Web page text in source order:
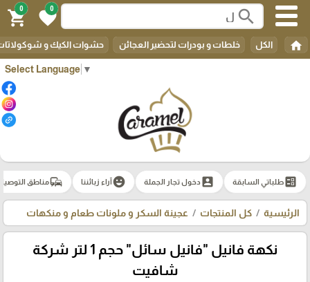
Select Language ▼
search
0
favorite
0
shopping_cart
home الكل خلطات و بودرات لتحضير العجائن حشوات الكيك و
ballotطلباتي السابقة account_box دخول تجار الجملة emoji_emotionsآراء زبائننا commuteمناطق
الرئيسية كل المنتجات عجينة السكر و ملونات طعام و منكهات
نكهة فانيل "فانيل سائل" حجم 1 لتر شركة
شافيت